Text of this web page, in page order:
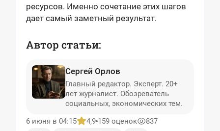
ресурсов. Именно сочетание этих шагов
дает самый заметный результат.
Автор статьи:
Сергей Орлов
Главный редактор. Эксперт. 20+
лет журналист. Обозреватель
социальных, экономических тем.
6 июня в 04:15
4,9 159 оценок
837